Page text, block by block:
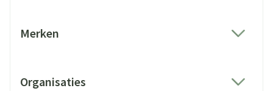
Merken
Organisaties